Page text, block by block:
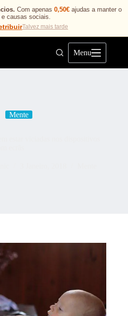
Com apenas 0,50€ajudas a manter o
causas sociais.
Talvez mais tarde
Menu
Mente